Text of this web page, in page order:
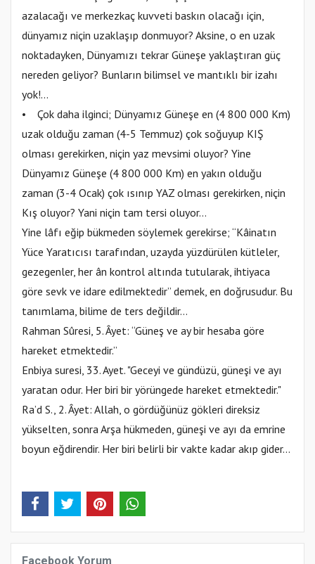
azalacağı ve merkezkaç kuvveti baskın olacağı için,
dünyamız niçin uzaklaşıp donmuyor? Aksine, o en uzak
noktadayken, Dünyamızı tekrar Güneşe yaklaştıran güç
nereden geliyor? Bunların bilimsel ve mantıklı bir izahı
yok!...
• Çok daha ilginci; Dünyamız Güneşe en (4 800 000 Km)
uzak olduğu zaman (4-5 Temmuz) çok soğuyup KIŞ
olması gerekirken, niçin yaz mevsimi oluyor? Yine
Dünyamız Güneşe (4 800 000 Km) en yakın olduğu
zaman (3-4 Ocak) çok ısınıp YAZ olması gerekirken, niçin
Kış oluyor? Yani niçin tam tersi oluyor...
Yine lâfı eğip bükmeden söylemek gerekirse; “Kâinatın
Yüce Yaratıcısı tarafından, uzayda yüzdürülen kütleler,
gezegenler, her ân kontrol altında tutularak, ihtiyaca
göre sevk ve idare edilmektedir” demek, en doğrusudur. Bu
tanımlama, bilime de ters değildir…
Rahman Sûresi, 5. Âyet: “Güneş ve ay bir hesaba göre
hareket etmektedir.”
Enbiya suresi, 33. Ayet. "Geceyi ve gündüzü, güneşi ve ayı
yaratan odur. Her biri bir yörüngede hareket etmektedir."
Ra’d S., 2. Âyet: Allah, o gördüğünüz gökleri direksiz
yükselten, sonra Arşa hükmeden, güneşi ve ayı da emrine
boyun eğdirendir. Her biri belirli bir vakte kadar akıp gider...
Facebook Yorum